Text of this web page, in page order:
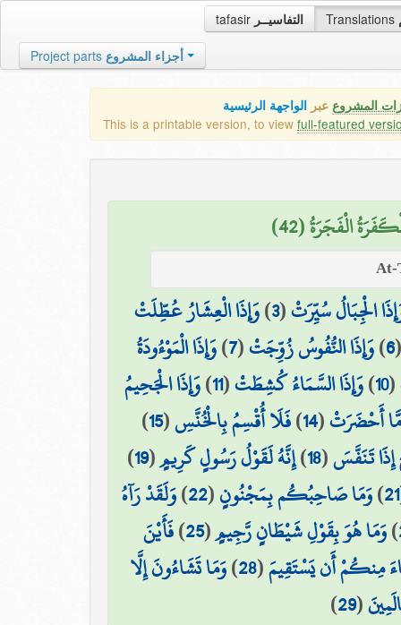
tafasir التفاسيــر Translations
Project parts أجزاء المشروع
المشروع عبر الواجهة الرئيسية
This is a printable version, to view full-featured
الْفَجَرَةُ (42)
الْجِبَالُ سُيِّرَتْ(
3
)وَإِذَا الْعِشَارُ عُطِّلَتْ
6
)وَإِذَا النُّفُوسُ زُوِّجَتْ(
7
)وَإِذَا الْمَوْءُودَةُ
(
10
)وَإِذَا السَّمَاءُ كُشِطَتْ(
11
)وَإِذَا الْجَحِيمُ
أَحْضَرَتْ(
14
)فَلَا أُقْسِمُ بِالْخُنَّسِ(
15
)
تَنَفَّسَ(
18
)إِنَّهُ لَقَوْلُ رَسُولٍ كَرِيمٍ(
19
)
21
)وَمَا صَاحِبُكُم بِمَجْنُونٍ(
22
)وَلَقَدْ رَآهُ
)وَمَا هُوَ بِقَوْلِ شَيْطَانٍ رَّجِيمٍ(
25
)فَأَيْنَ
مِنكُمْ أَن يَسْتَقِيمَ(
28
)وَمَا تَشَاءُونَ إِلَّا
(
29
)